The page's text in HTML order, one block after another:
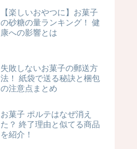
【楽しいおやつに】お菓子
の砂糖の量ランキング！ 健
康への影響とは
失敗しないお菓子の郵送方
法！ 紙袋で送る秘訣と梱包
の注意点まとめ
お菓子 ポルテはなぜ消え
た？ 終了理由と似てる商品
を紹介！